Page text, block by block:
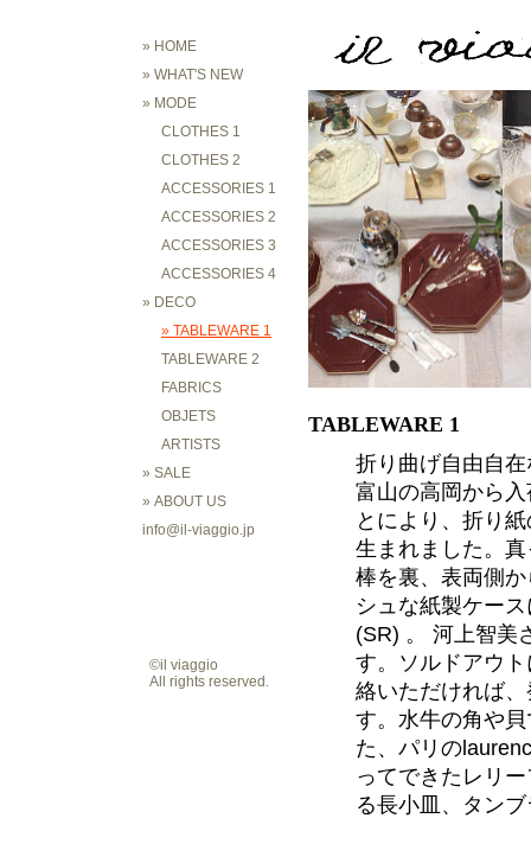
TABLEWARE 1
折り曲げ自由自
富山の高岡から
とにより、折り
生まれました。
棒を裏、表両側
シュな紙製ケー
(SR) 。 河上智美
す。ソルドアウ
絡いただければ
す。水牛の角や
た、パリの
ってできたレリ
る長小皿、タン
» HOME
» WHAT'S NEW
» MODE
CLOTHES 1
CLOTHES 2
ACCESSORIES 1
ACCESSORIES 2
ACCESSORIES 3
ACCESSORIES 4
» DECO
» TABLEWARE 1
TABLEWARE 2
FABRICS
OBJETS
ARTISTS
» SALE
» ABOUT US
info@il-viaggio.jp
©il viaggio
All rights reserved.